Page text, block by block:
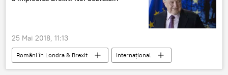
25 Mai 2018, 11:13
Români în Londra & Brexit
Internaţional
FLASH
DIASPORĂ